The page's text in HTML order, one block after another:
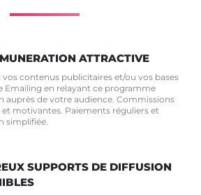
ATTRACTIVE
vos contenus publicitaires et/ou vos bases
Emailing en relayant ce programme
auprès de votre audience. Commissions
et motivantes. Paiements réguliers et
simplifiée.
SUPPORTS DE DIFFUSION